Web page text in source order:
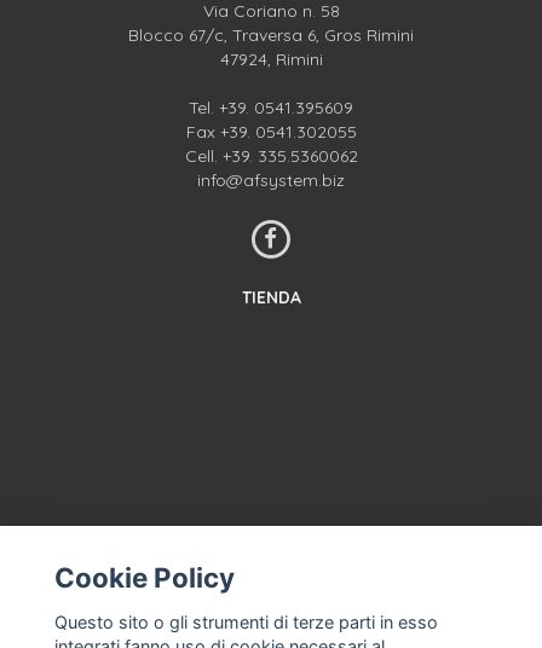
Via Coriano n. 58
Blocco 67/c, Traversa 6, Gros Rimini
47924, Rimini
Tel. +39. 0541.395609
Fax +39. 0541.302055
Cell. +39. 335.5360062
info@afsystem.biz
TIENDA
TÉRMINOS Y CONDICIONES
SOBRE NOSOTROS
Cookie Policy
Questo sito o gli strumenti di terze parti in esso